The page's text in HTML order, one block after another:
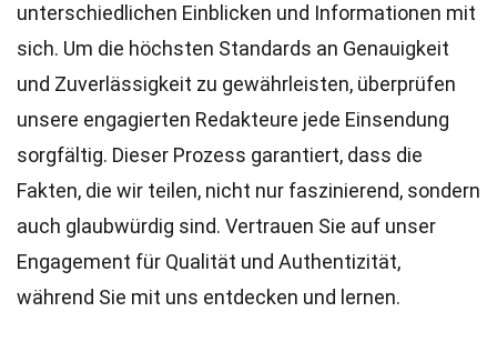
unterschiedlichen Einblicken und Informationen mit
sich. Um die höchsten Standards an Genauigkeit
und Zuverlässigkeit zu gewährleisten, überprüfen
unsere engagierten Redakteure jede Einsendung
sorgfältig. Dieser Prozess garantiert, dass die
Fakten, die wir teilen, nicht nur faszinierend, sondern
auch glaubwürdig sind. Vertrauen Sie auf unser
Engagement für Qualität und Authentizität,
während Sie mit uns entdecken und lernen.